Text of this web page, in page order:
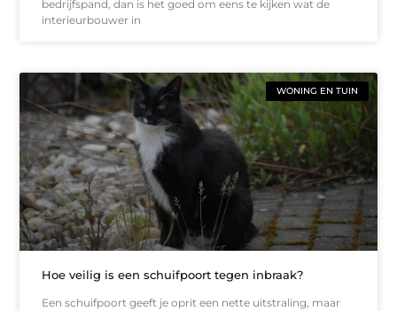
bedrijfspand, dan is het goed om eens te kijken wat de
interieurbouwer in
WONING EN TUIN
Hoe veilig is een schuifpoort tegen inbraak?
Een schuifpoort geeft je oprit een nette uitstraling, maar